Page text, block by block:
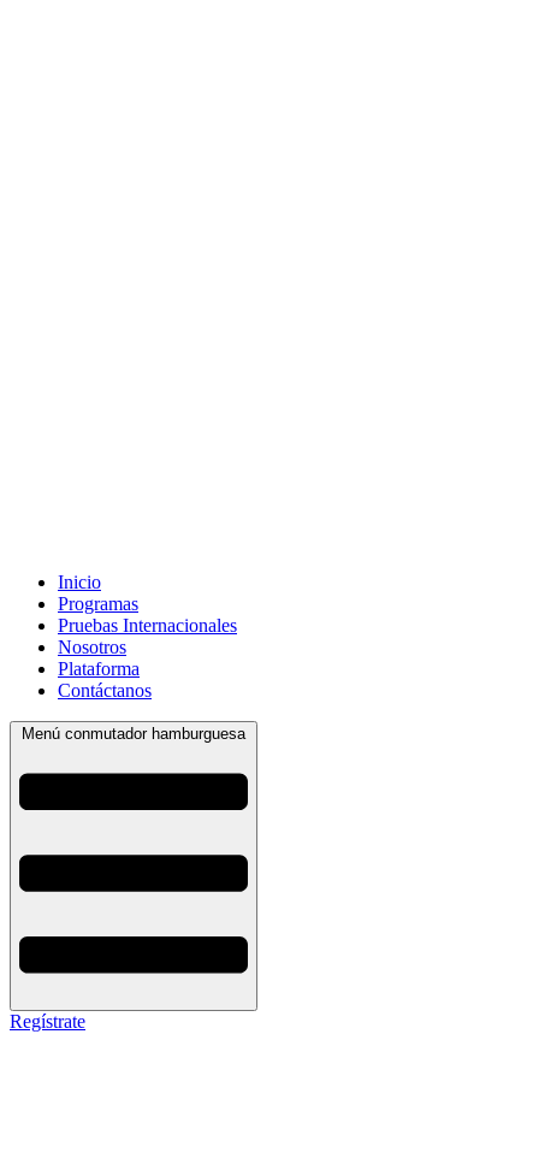
Inicio
Programas
Pruebas Internacionales
Nosotros
Plataforma
Contáctanos
Menú conmutador hamburguesa
Regístrate